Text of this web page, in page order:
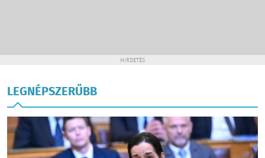
HIRDETÉS
LEGNÉPSZERŰBB